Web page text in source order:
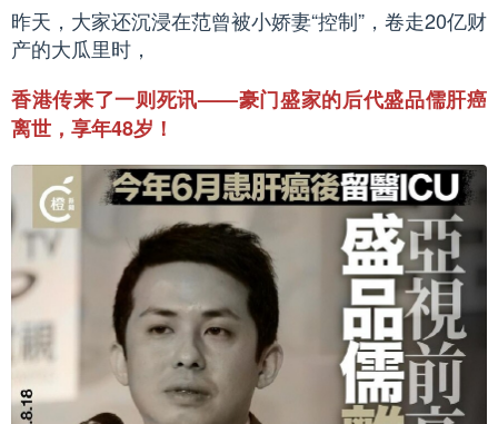
昨天，大家还沉浸在范曾被小娇妻“控制”，卷走20亿财
产的大瓜里时，
香港传来了一则死讯——豪门盛家的后代盛品儒肝癌
离世，享年48岁！